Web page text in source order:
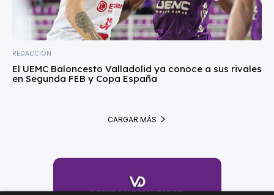
REDACCIÓN
El UEMC Baloncesto Valladolid ya conoce a sus rivales
en Segunda FEB y Copa España
CARGAR MÁS